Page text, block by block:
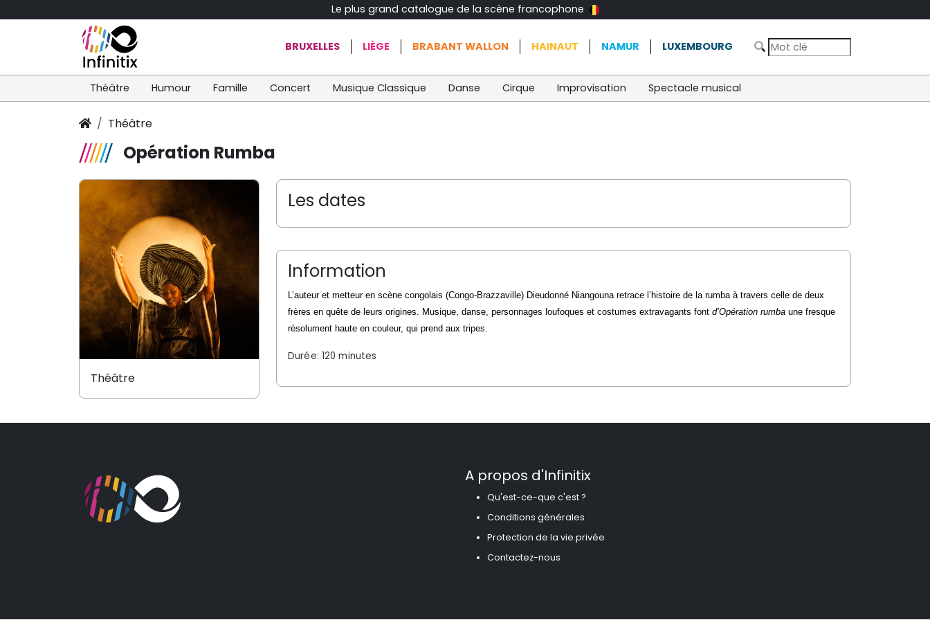
Le plus grand catalogue de la scène francophone
BRUXELLES LIÈGE BRABANT WALLON HAINAUT NAMUR LUXEMBOURG
Théâtre Humour Famille Concert Musique Classique Danse Cirque Improvisation Spectacle musical
Théâtre
Opération Rumba
Les dates
Information
L’auteur et metteur en scène congolais (Congo-Brazzaville) Dieudonné Niangouna retrace l’histoire de la rumba à travers celle de deux
frères en quête de leurs origines. Musique, danse, personnages loufoques et costumes extravagants font d’Opération rumba une fresque
résolument haute en couleur, qui prend aux tripes.
Durée: 120 minutes
Théâtre
A propos d'Infinitix
Qu'est-ce-que c'est ?
Conditions générales
Protection de la vie privée
Contactez-nous